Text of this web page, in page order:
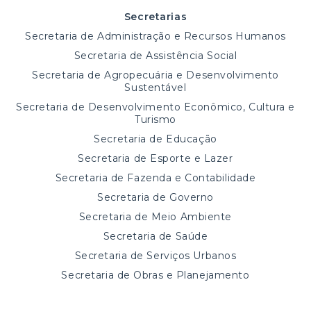
Secretarias
Secretaria de Administração e Recursos Humanos
Secretaria de Assistência Social
Secretaria de Agropecuária e Desenvolvimento
Sustentável
Secretaria de Desenvolvimento Econômico, Cultura e
Turismo
Secretaria de Educação
Secretaria de Esporte e Lazer
Secretaria de Fazenda e Contabilidade
Secretaria de Governo
Secretaria de Meio Ambiente
Secretaria de Saúde
Secretaria de Serviços Urbanos
Secretaria de Obras e Planejamento